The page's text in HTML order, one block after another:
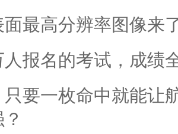
面最高分辨率图像来
人报名的考试，成绩
要一枚命中就能让